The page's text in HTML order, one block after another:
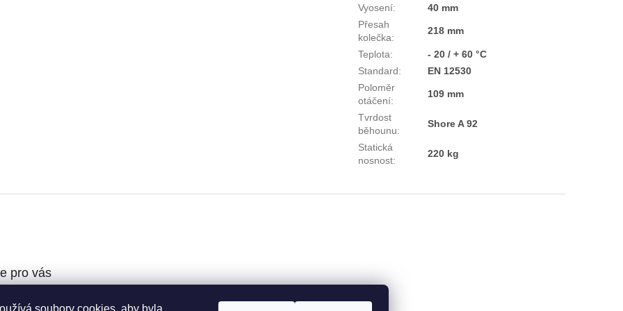
soubory cookies, aby byla
Vyosení:
40 mm
Přesah
kolečka:
218 mm
Teplota:
- 20 / + 60 °C
Standard:
EN 12530
Poloměr
otáčení:
109 mm
Tvrdost
běhounu:
Shore A 92
Statická
nosnost:
220 kg
pro vás